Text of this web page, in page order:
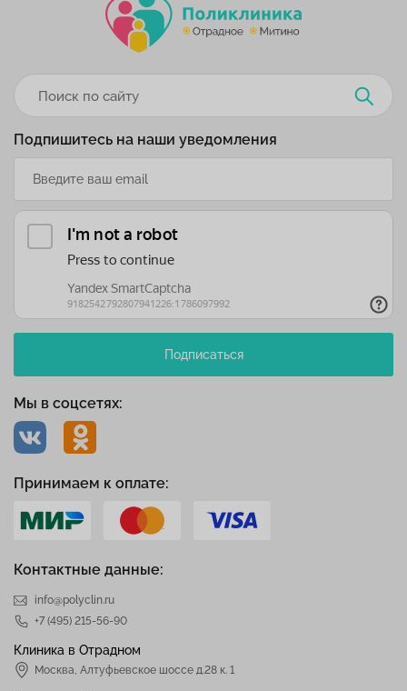
Контактные данные:
info@polyclin.ru
+7 (495) 215-56-90
Клиника в Отрадном
Москва, Алтуфьевское шоссе д.28 к. 1
Мы в соцсетях:
Подпишитесь на наши уведомления
Подписаться
Принимаем к оплате: